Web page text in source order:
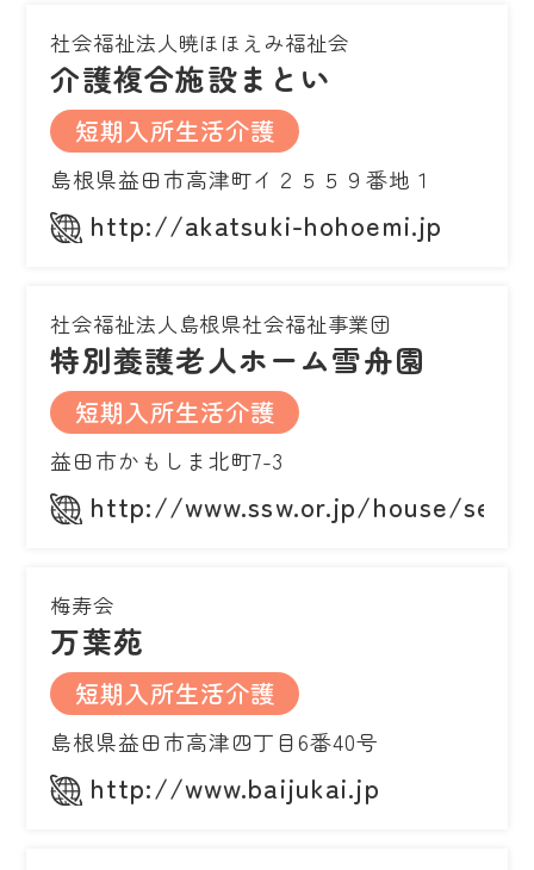
社会福祉法人暁ほほえみ福祉会
介護複合施設まとい
短期入所生活介護
島根県益田市高津町イ２５５９番地１
http://akatsuki-hohoemi.jp
社会福祉法人島根県社会福祉事業団
特別養護老人ホーム雪舟園
短期入所生活介護
益田市かもしま北町7-3
http://www.ssw.or.jp/house/
梅寿会
万葉苑
短期入所生活介護
島根県益田市高津四丁目6番40号
http://www.baijukai.jp